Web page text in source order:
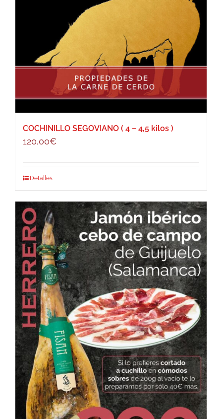
COCHINILLO SEGOVIANO ( 4 – 4,5 kilos )
120,00€
Detalles